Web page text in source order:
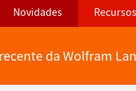
Novidades Recursos
da Wolfram